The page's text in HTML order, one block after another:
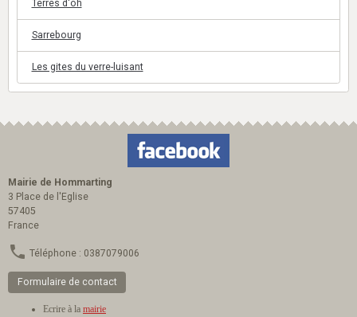
Terres d'oh
Sarrebourg
Les gites du verre-luisant
Mairie de Hommarting
3 Place de l'Eglise
57405
France
Téléphone : 0387079006
Formulaire de contact
Ecrire à la mairie